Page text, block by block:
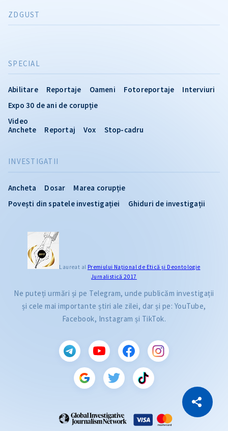
Copiază Link
INVESTIGATII
Ancheta Dosar
Marea corupție
Povești din spatele investigației
Ghiduri de investigații
SPECIAL
Abilitare Reportaje Oameni Fotoreportaje
Interviuri
Expo 30 de ani de corupție
Video
Anchete
Reportaj Vox Stop-cadru
ZDGUST
Laureat al Premiului Naţional de Etică și Deontologie
Jurnalistică 2017
Ne puteți urmări și pe Telegram, unde publicăm investigații
și cele mai importante știri ale zilei, dar și pe: YouTube,
Facebook, Instagram și TikTok.